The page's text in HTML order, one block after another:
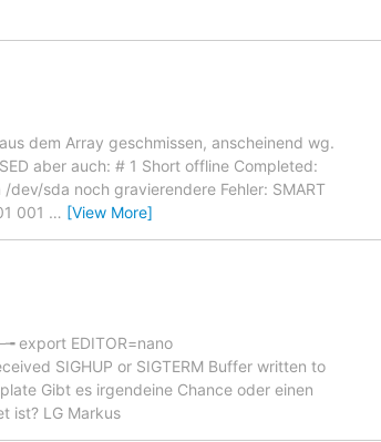
dem Array geschmissen, anscheinend wg.
aber auch: # 1 Short offline Completed:
sda noch gravierendere Fehler: SMART
001 … [View More]
export EDITOR=nano
SIGHUP or SIGTERM Buffer written to
Gibt es irgendeine Chance oder einen
ist? LG Markus